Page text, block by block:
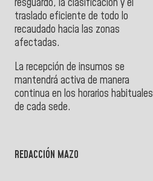
resguardo, la clasificación y el
traslado eficiente de todo lo
recaudado hacia las zonas
afectadas.
La recepción de insumos se
mantendrá activa de manera
continua en los horarios habituales
de cada sede.
REDACCIÓN MAZO